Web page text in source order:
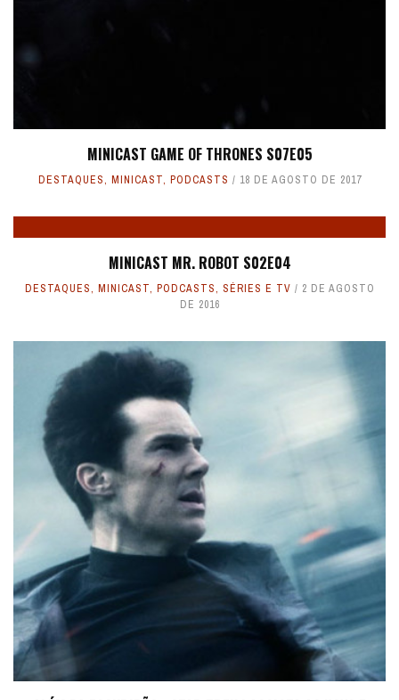
MINICAST GAME OF THRONES S07E05
DESTAQUES, MINICAST, PODCASTS 18 DE AGOSTO DE 2017
MINICAST MR. ROBOT S02E04
DESTAQUES, MINICAST, PODCASTS, SÉRIES E TV
2 DE AGOSTO
DE 2016